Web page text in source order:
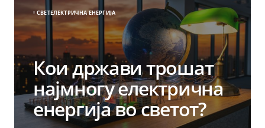
СВЕТЕЛЕКТРИЧНА ЕНЕРГИЈА
Кои држави трошат
најмногу електрична
енергија во светот?